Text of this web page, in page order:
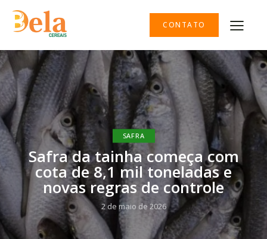
CONTATO
SAFRA
Safra da tainha começa com
cota de 8,1 mil toneladas e
novas regras de controle
2 de maio de 2026